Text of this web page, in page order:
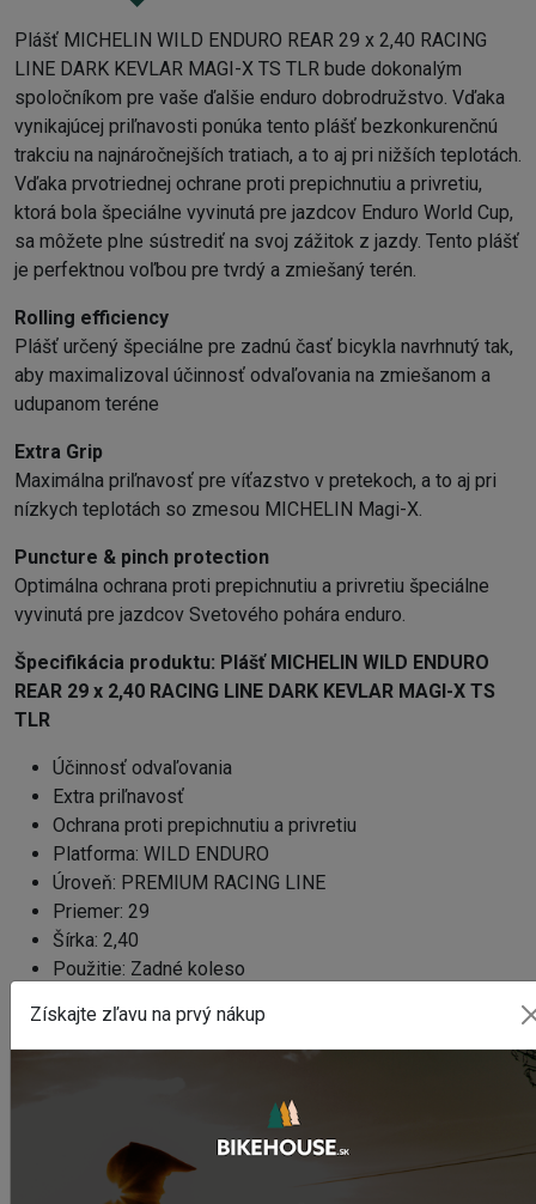
Plášť MICHELIN WILD ENDURO REAR 29 x 2,40 RACING
LINE DARK KEVLAR MAGI-X TS TLR bude dokonalým
spoločníkom pre vaše ďalšie enduro dobrodružstvo. Vďaka
vynikajúcej priľnavosti ponúka tento plášť bezkonkurenčnú
trakciu na najnáročnejších tratiach, a to aj pri nižších teplotách.
Vďaka prvotriednej ochrane proti prepichnutiu a privretiu,
ktorá bola špeciálne vyvinutá pre jazdcov Enduro World Cup,
sa môžete plne sústrediť na svoj zážitok z jazdy. Tento plášť
je perfektnou voľbou pre tvrdý a zmiešaný terén.
Rolling efficiency
Plášť určený špeciálne pre zadnú časť bicykla navrhnutý tak,
aby maximalizoval účinnosť odvaľovania na zmiešanom a
udupanom teréne
Extra Grip
Maximálna priľnavosť pre víťazstvo v pretekoch, a to aj pri
nízkych teplotách so zmesou MICHELIN Magi-X.
Puncture & pinch protection
Optimálna ochrana proti prepichnutiu a privretiu špeciálne
vyvinutá pre jazdcov Svetového pohára enduro.
Špecifikácia produktu: Plášť MICHELIN WILD ENDURO
REAR 29 x 2,40 RACING LINE DARK KEVLAR MAGI-X TS
TLR
Účinnosť odvaľovania
Extra priľnavosť
Ochrana proti prepichnutiu a privretiu
Platforma: WILD ENDURO
Úroveň: PREMIUM RACING LINE
Priemer: 29
Šírka: 2,40
Použitie: Zadné koleso
TPI: 2X55
Prevedenie plášťa: TUBELESS READY
Potrebujete poradiť s výberom vhodného
Získajte zľavu na prvý nákup